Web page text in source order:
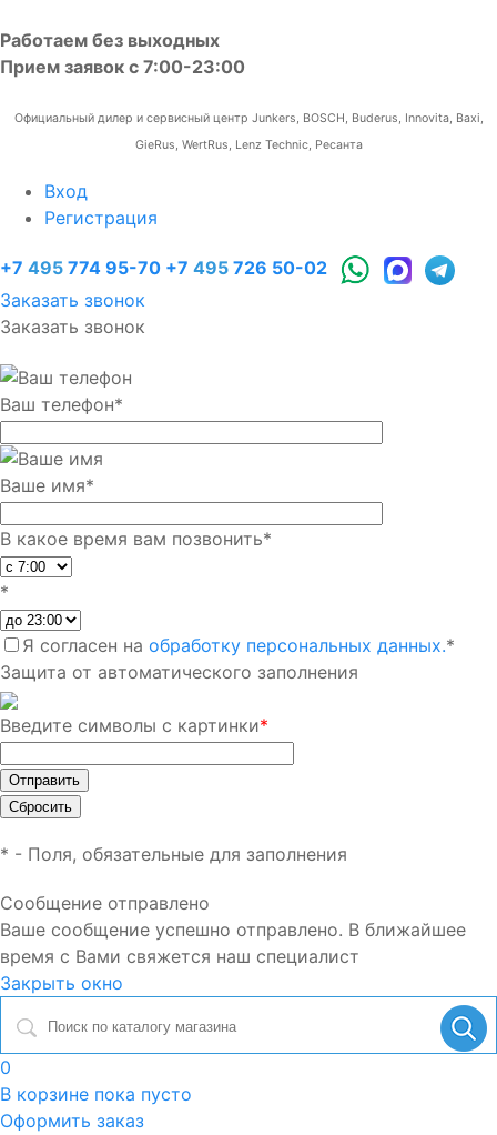
Работаем без выходных
Прием заявок с 7:00-23:00
Официальный дилер и сервисный центр Junkers, BOSCH, Buderus, Innovita, Baxi,
GieRus, WertRus, Lenz Technic, Ресанта
Вход
Регистрация
+7 495 774 95-70 +7 495 726 50-02
Заказать звонок
Заказать звонок
Ваш телефон*
Ваше имя*
В какое время вам позвонить*
*
Я согласен на обработку персональных данных.*
Защита от автоматического заполнения
Введите символы с картинки*
* - Поля, обязательные для заполнения
Сообщение отправлено
Ваше сообщение успешно отправлено. В ближайшее
время с Вами свяжется наш специалист
Закрыть окно
0
В корзине пока пусто
Оформить заказ